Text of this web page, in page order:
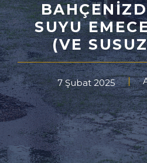
SUYU
(VE
7 Şubat 2025